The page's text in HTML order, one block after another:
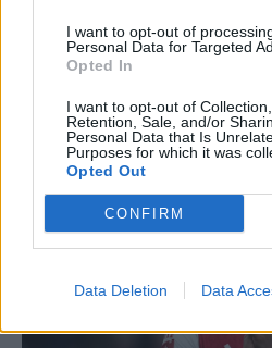
I want to opt-out of
Personal Data for Targeted
Opted In
I want to opt-out of Collection,
Retention, Sale, and/or
Personal Data that Is
Purposes for which it was
Opted Out
CONFIRM
Data Deletion Data
Napoli, contatti
l'Arsenal per